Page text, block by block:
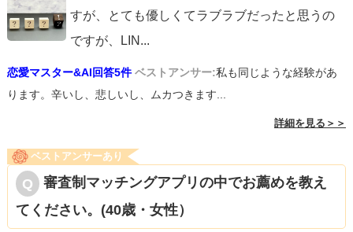
すが、とても優しくてラブラブだったと思うの
ですが、LIN ...
恋愛マスター&AI回答5件 ベストアンサー:私も同じような経験があ
ります。辛いし、悲しいし、ムカつきます...
詳細を見る＞＞
ベストアンサーあり
審査制マッチングアプリの中でお薦めを教え
てください。(40歳・女性）